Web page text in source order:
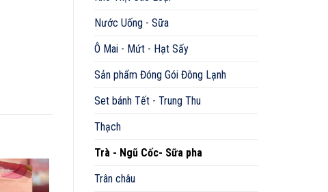
Nước Uống - Sữa
Ô Mai - Mứt - Hạt Sấy
Sản phẩm Đóng Gói Đông Lạnh
Set bánh Tết - Trung Thu
Thạch
Trà - Ngũ Cốc- Sữa pha
Trân châu